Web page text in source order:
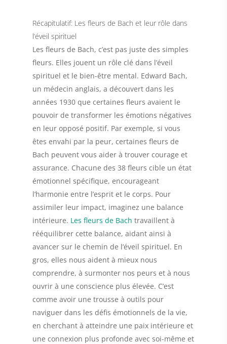
Récapitulatif: Les fleurs de Bach et leur rôle dans
l’éveil spirituel
Les fleurs de Bach, c’est pas juste des simples
fleurs. Elles jouent un rôle clé dans l’éveil
spirituel et le bien-être mental. Edward Bach,
un médecin anglais, a découvert dans les
années 1930 que certaines fleurs avaient le
pouvoir de transformer les émotions négatives
en leur opposé positif. Par exemple, si vous
êtes envahi par la peur, certaines fleurs de
Bach peuvent vous aider à trouver courage et
assurance. Chacune des 38 fleurs cible un état
émotionnel spécifique, encourageant
l’harmonie entre l’esprit et le corps. Pour
assimiler leur impact, imaginez une balance
intérieure. Les fleurs de Bach travaillent à
rééquilibrer cette balance, aidant ainsi à
avancer sur le chemin de l’éveil spirituel. En
gros, elles nous aident à mieux nous
comprendre, à surmonter nos peurs et à nous
ouvrir à une conscience plus élevée. C’est
comme avoir une trousse à outils pour
naviguer dans les défis émotionnels de la vie,
en cherchant à atteindre une paix intérieure et
une connexion plus profonde avec soi-même et